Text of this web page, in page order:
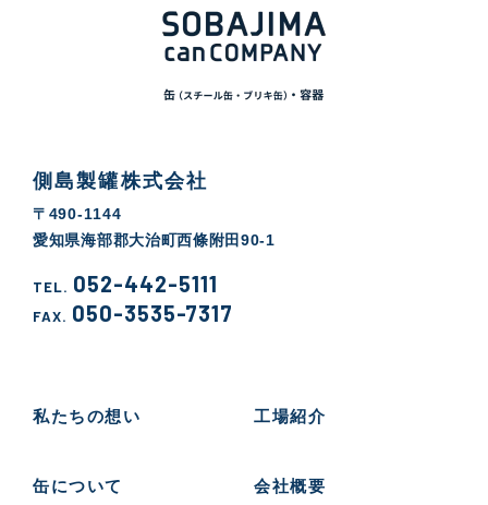
側島製罐株式会社
〒490-1144
愛知県海部郡大治町西條附田90-1
TEL. 052-442-5111
FAX. 050-3535-7317
私たちの想い
缶について
工場紹介
会社概要